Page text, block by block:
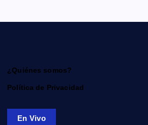
¿Quiénes somos?
Política de Privacidad
En Vivo